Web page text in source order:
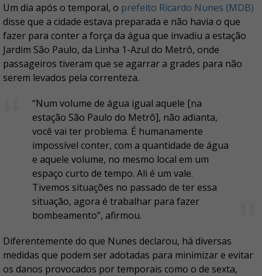
Um dia após o temporal, o prefeito Ricardo Nunes (MDB)
disse que a cidade estava preparada e não havia o que
fazer para conter a força da água que invadiu a estação
Jardim São Paulo, da Linha 1-Azul do Metrô, onde
passageiros tiveram que se agarrar a grades para não
serem levados pela correnteza.
“Num volume de água igual aquele [na
estação São Paulo do Metrô], não adianta,
você vai ter problema. É humanamente
impossível conter, com a quantidade de água
e aquele volume, no mesmo local em um
espaço curto de tempo. Ali é um vale.
Tivemos situações no passado de ter essa
situação, agora é trabalhar para fazer
bombeamento”, afirmou.
Diferentemente do que Nunes declarou, há diversas
medidas que podem ser adotadas para minimizar e evitar
os danos provocados por temporais como o de sexta,